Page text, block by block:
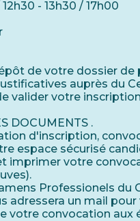
- 13h30 / 17h00
de votre dossier de
auprès du
valider votre
DOCUMENTS .
d'inscription,
espace sécurisé
imprimer votre
Professionels du
adressera un mail
votre convocation aux